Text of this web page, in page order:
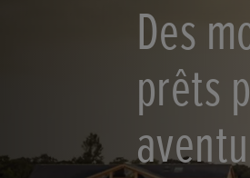
Des
prêts